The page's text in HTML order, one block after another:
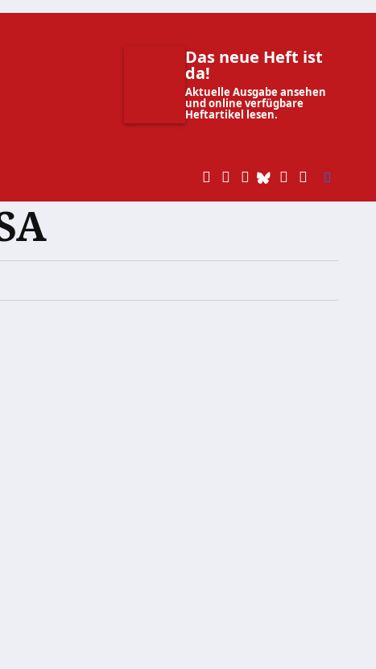
Das neue Heft ist
da!
Aktuelle Ausgabe ansehen
und online verfügbare
Heftartikel lesen.